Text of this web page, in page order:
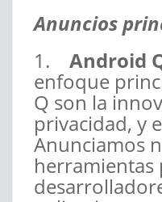
Anuncios
1. Android
enfoque
Q son la
privacidad, y
Anunciamos
herramientas